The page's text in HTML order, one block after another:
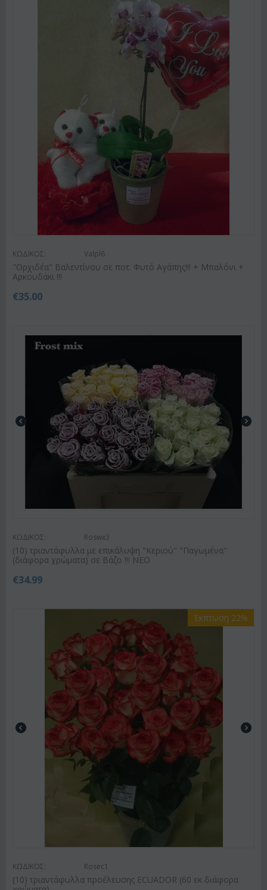
ΚΩΔΙΚΟΣ: Valpl6
"Ορχιδέα" Βαλεντίνου σε ποτ. Φυτό Αγάπης!!! + Μπαλόνι +
Αρκουδάκι !!!
€35.00
ΚΩΔΙΚΟΣ: Roswx3
(10) τριαντάφυλλα με επικάλυψη "Κεριού" "Παγωμένα"
(διάφορα χρώματα) σε Βάζο !!! ΝΕΟ
€34.99
Έκπτωση 22%
ΚΩΔΙΚΟΣ: Rosec1
(10) τριαντάφυλλα προέλευσης ECUADOR (60 εκ διάφορα